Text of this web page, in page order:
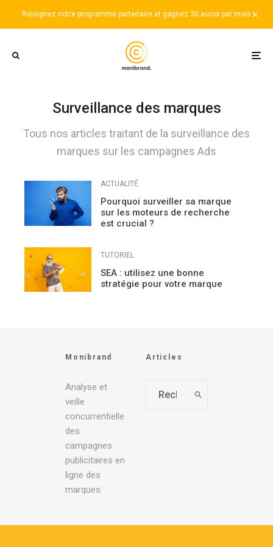
Rejoignez notre programme partenaire et gagnez 30 euros par mois
Surveillance des marques
Tous nos articles traitant de la surveillance des
marques sur les campagnes Ads
ACTUALITÉ
Pourquoi surveiller sa marque
sur les moteurs de recherche
est crucial ?
TUTORIEL
SEA : utilisez une bonne
stratégie pour votre marque
Monibrand
Analyse et
veille
concurrentielle
des
campagnes
publicitaires en
ligne des
marques.
Articles